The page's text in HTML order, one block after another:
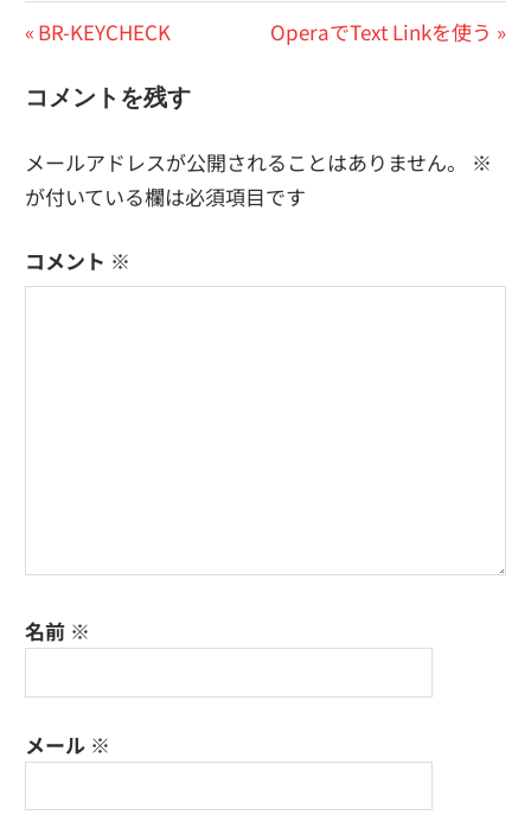
投
稿
ビ
ゲ
ー
前
投
BR-KEYCHECK
次
OperaでText Linkを使う
コメントを残す
メールアドレスが公開されることはありません。
※
が付いている欄は必須項目です
コメント ※
名前 ※
メール ※